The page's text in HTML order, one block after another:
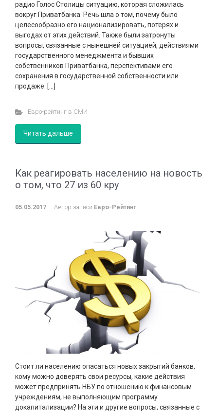
радио Голос Столицы ситуацию, которая сложилась
вокруг Приватбанка. Речь шла о том, почему было
целесообразно его национализировать, потерях и
выгодах от этих действий. Также были затронуты
вопросы, связанные с нынешней ситуацией, действиями
государственного менеджмента и бывших
собственников Приватбанка, перспективами его
сохранения в государственной собственности или
продаже. […]
Евро-рейтинг в СМИ
Читать дальше
Как реагировать населению на новость
о том, что 27 из 60 кру
05.05.2017 Автор записи Евро-Рейтинг
Стоит ли населению опасаться новых закрытий банков,
кому можно доверять свои ресурсы, какие действия
может предпринять НБУ по отношению к финансовым
учреждениям, не выполняющим программу
докапитализации? На эти и другие вопросы, связанные с